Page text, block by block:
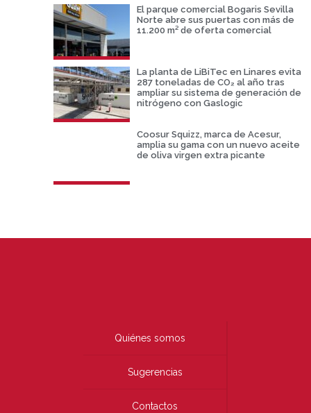
El parque comercial Bogaris Sevilla
Norte abre sus puertas con más de
11.200 m² de oferta comercial
La planta de LiBiTec en Linares evita
287 toneladas de CO₂ al año tras
ampliar su sistema de generación de
nitrógeno con Gaslogic
Coosur Squizz, marca de Acesur,
amplia su gama con un nuevo aceite
de oliva virgen extra picante
Quiénes somos
Sugerencias
Contactos